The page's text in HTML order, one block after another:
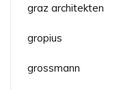
graz architekten
gropius
grossmann